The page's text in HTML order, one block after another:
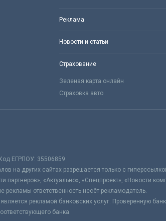
Реклама
Новости и статьи
Страхование
Зеленая карта онлайн
Страховка авто
ЕГРПОУ: 35506859
на других сайтах разрешается только с
партнёров», «Актуально», «Спецпроект», «Новости
ответственность несёт рекламодатель.
рекламой банковских услуг. Проверенную
банка.